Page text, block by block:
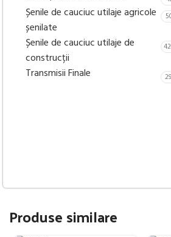
Șenile de cauciuc utilaje agricole
șenilate
Șenile de cauciuc utilaje de
construcții
Transmisii Finale
Produse similare